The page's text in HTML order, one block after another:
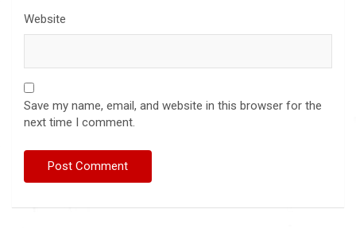
Website
Save my name, email, and website in this browser for the
next time I comment.